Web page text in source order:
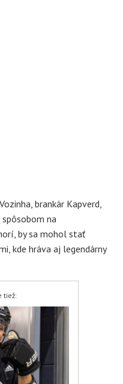
brankár Kapverd,
na
by sa mohol stať
kde hráva aj legendárny
tiež: